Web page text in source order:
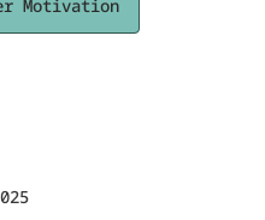
Motivation